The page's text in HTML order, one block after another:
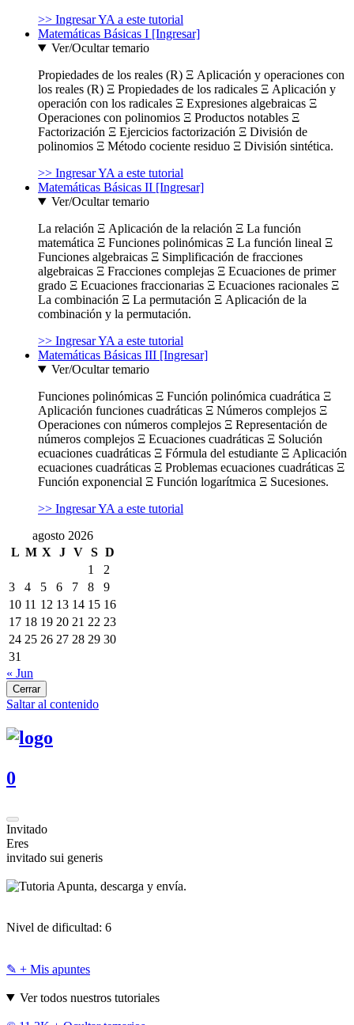
>> Ingresar YA a este tutorial
Matemáticas Básicas I [Ingresar]
Ver/Ocultar temario
Propiedades de los reales (R) Ξ Aplicación y operaciones con
los reales (R) Ξ Propiedades de los radicales Ξ Aplicación y
operación con los radicales Ξ Expresiones algebraicas Ξ
Operaciones con polinomios Ξ Productos notables Ξ
Factorización Ξ Ejercicios factorización Ξ División de
polinomios Ξ Método cociente residuo Ξ División sintética.
>> Ingresar YA a este tutorial
Matemáticas Básicas II [Ingresar]
Ver/Ocultar temario
La relación Ξ Aplicación de la relación Ξ La función
matemática Ξ Funciones polinómicas Ξ La función lineal Ξ
Funciones algebraicas Ξ Simplificación de fracciones
algebraicas Ξ Fracciones complejas Ξ Ecuaciones de primer
grado Ξ Ecuaciones fraccionarias Ξ Ecuaciones racionales Ξ
La combinación Ξ La permutación Ξ Aplicación de la
combinación y la permutación.
>> Ingresar YA a este tutorial
Matemáticas Básicas III [Ingresar]
Ver/Ocultar temario
Funciones polinómicas Ξ Función polinómica cuadrática Ξ
Aplicación funciones cuadráticas Ξ Números complejos Ξ
Operaciones con números complejos Ξ Representación de
números complejos Ξ Ecuaciones cuadráticas Ξ Solución
ecuaciones cuadráticas Ξ Fórmula del estudiante Ξ Aplicación
ecuaciones cuadráticas Ξ Problemas ecuaciones cuadráticas Ξ
Función exponencial Ξ Función logarítmica Ξ Sucesiones.
>> Ingresar YA a este tutorial
agosto 2026
L M X J V S D
1
2
3
4 5 6 7 8
9
10 11 12 13 14 15 16
17 18 19 20 21 22 23
24 25 26 27 28 29 30
31
« Jun
Cerrar
Saltar al contenido
0
Invitado
Eres
invitado sui generis
Apunta, descarga y envía.
Nivel de dificultad: 6
✎ + Mis apuntes
Ver todos nuestros tutoriales